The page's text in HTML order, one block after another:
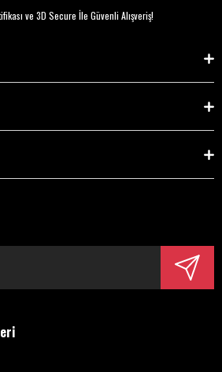
ve 3D Secure İle Güvenli Alışveriş!